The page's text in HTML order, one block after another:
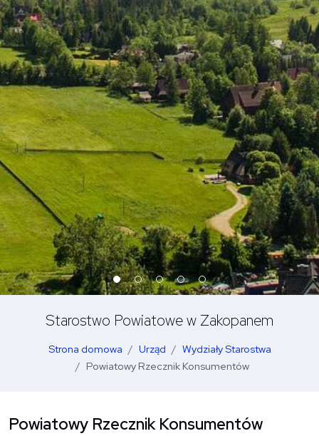
Starostwo Powiatowe w Zakopanem
Strona domowa Urząd
Wydziały Starostwa
Powiatowy Rzecznik Konsumentów
Powiatowy Rzecznik Konsumentów